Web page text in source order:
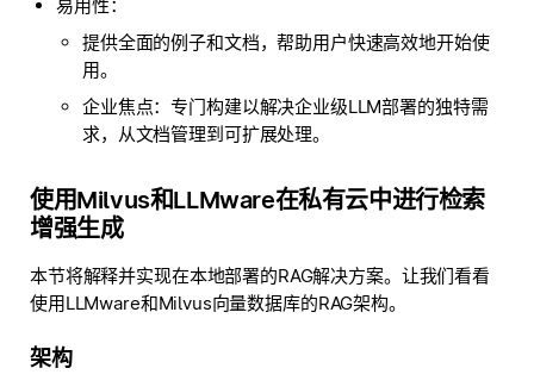
易用性：
提供全面的例子和文档，帮助用户快速高效地开始使
用。
企业焦点：专门构建以解决企业级LLM部署的独特需
求，从文档管理到可扩展处理。
使用Milvus和LLMware在私有云中进行检索
增强生成
本节将解释并实现在本地部署的RAG解决方案。让我们看看
使用LLMware和Milvus向量数据库的RAG架构。
架构